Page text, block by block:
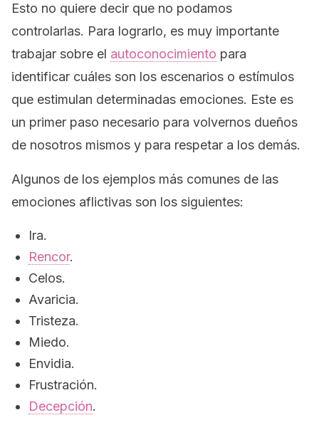
Esto no quiere decir que no podamos
controlarlas. Para lograrlo, es muy importante
trabajar sobre el autoconocimiento para
identificar cuáles son los escenarios o estímulos
que estimulan determinadas emociones. Este es
un primer paso necesario para volvernos dueños
de nosotros mismos y para respetar a los demás.
Algunos de los ejemplos más comunes de las
emociones aflictivas son los siguientes:
Ira.
Rencor.
Celos.
Avaricia.
Tristeza.
Miedo.
Envidia.
Frustración.
Decepción.